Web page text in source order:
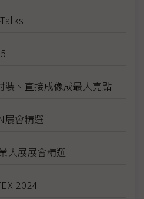
裝、直接成像成最大亮點
展會精選
大展展會精選
2024